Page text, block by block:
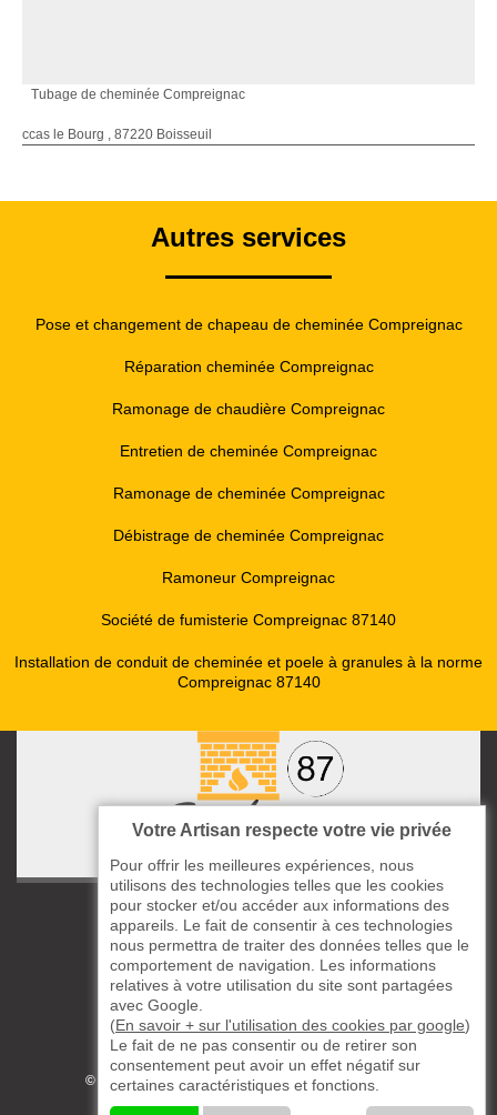
Tubage de cheminée Compreignac
ccas le Bourg , 87220 Boisseuil
Autres services
Pose et changement de chapeau de cheminée Compreignac
Réparation cheminée Compreignac
Ramonage de chaudière Compreignac
Entretien de cheminée Compreignac
Ramonage de cheminée Compreignac
Débistrage de cheminée Compreignac
Ramoneur Compreignac
Société de fumisterie Compreignac 87140
Installation de conduit de cheminée et poele à granules à la norme
Compreignac 87140
ccas le Bourg
87220 Boisseuil
05 33 06 14 49
06 37 57 44 80
Siret : 823732649
©2019 - 2026 TOUS DROITS RÉSERVÉS
Votre Artisan respecte votre vie privée
Pour offrir les meilleures expériences, nous
utilisons des technologies telles que les cookies
pour stocker et/ou accéder aux informations des
appareils. Le fait de consentir à ces technologies
nous permettra de traiter des données telles que le
comportement de navigation. Les informations
relatives à votre utilisation du site sont partagées
avec Google.
(En savoir + sur l'utilisation des cookies par google)
Le fait de ne pas consentir ou de retirer son
consentement peut avoir un effet négatif sur
certaines caractéristiques et fonctions.